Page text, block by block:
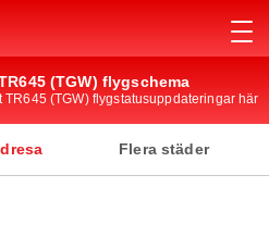
(TGW) flygschema
(TGW) flygstatusuppdateringar här
Flera städer